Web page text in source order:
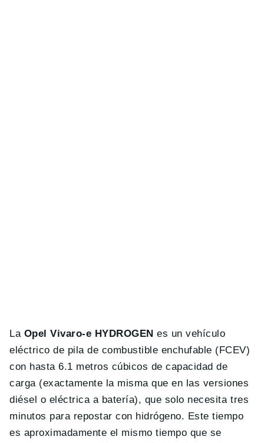
La Opel Vivaro-e HYDROGEN es un vehículo
eléctrico de pila de combustible enchufable (FCEV)
con hasta 6.1 metros cúbicos de capacidad de
carga (exactamente la misma que en las versiones
diésel o eléctrica a batería), que solo necesita tres
minutos para repostar con hidrógeno. Este tiempo
es aproximadamente el mismo tiempo que se